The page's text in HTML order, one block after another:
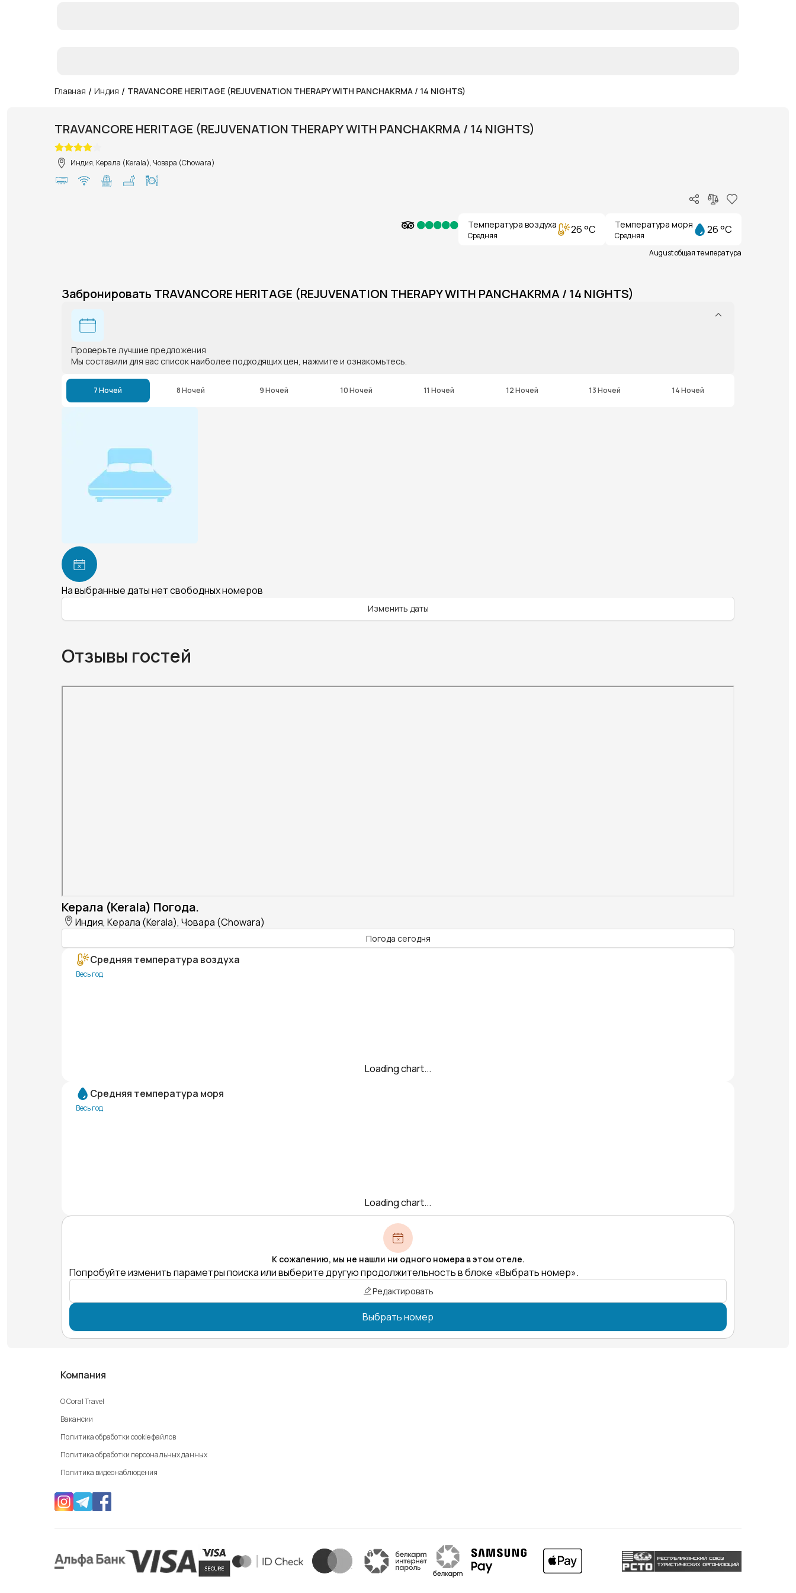
Главная / Индия / TRAVANCORE HERITAGE (REJUVENATION THERAPY WITH PANCHAKRMA / 14 NIGHTS)
TRAVANCORE HERITAGE (REJUVENATION THERAPY WITH PANCHAKRMA / 14 NIGHTS)
Индия, Керала (Kerala), Човара (Chowara)
Температура воздуха
Средняя 26 °C Температура моря
Средняя 26 °C
August общая температура
Забронировать TRAVANCORE HERITAGE (REJUVENATION THERAPY WITH PANCHAKRMA / 14 NIGHTS)
Проверьте лучшие предложения
Мы составили для вас список наиболее подходящих цен, нажмите и ознакомьтесь.
7 Ночей 8 Ночей 9 Ночей 10 Ночей 11 Ночей 12 Ночей 13 Ночей 14 Ночей
На выбранные даты нет свободных номеров
Изменить даты
Отзывы гостей
Керала (Kerala) Погода.
Индия, Керала (Kerala), Човара (Chowara)
Погода сегодня
Средняя температура воздуха
Весь год
Loading chart...
Средняя температура моря
Весь год
Loading chart...
К сожалению, мы не нашли ни одного номера в этом отеле.
Попробуйте изменить параметры поиска или выберите другую продолжительность в блоке «Выбрать номер».
Редактировать
Выбрать номер
Компания
О Coral Travel
Вакансии
Политика обработки cookie файлов
Политика обработки персональных данных
Политика видеонаблюдения